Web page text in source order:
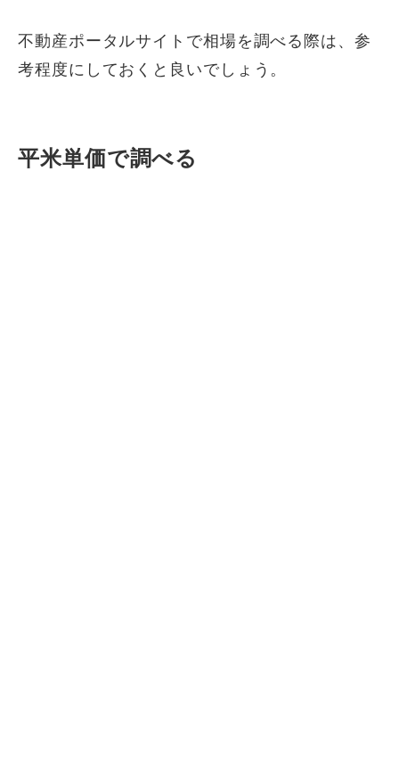
不動産ポータルサイトで相場を調べる際は、参
考程度にしておくと良いでしょう。
平米単価で調べる